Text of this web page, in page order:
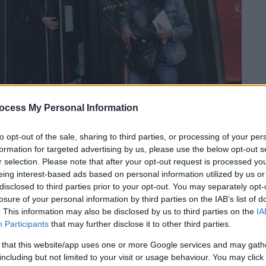
My Personal Information
opt-out of the sale, sharing to third parties, or processing of your
for targeted advertising by us, please use the below opt-out
selection. Please note that after your opt-out request is processed
interest-based ads based on personal information utilized by us
to third parties prior to your opt-out. You may separately
of your personal information by third parties on the IAB’s list of
This information may also be disclosed by us to third parties on the
Participants that may further disclose it to other third parties.
that this website/app uses one or more Google services and may
but not limited to your visit or usage behaviour. You may
το ΕΘΝΟΣ στη Google
για τοπολυκατάστημαNotosστο
Σταδίου και Αιόλου στην Αθήνα, καθώς
περίπου300 εργαζόμενουςνα
η εξέλιξη αυτή προκύπτει μετά
να μην ανανεώσουν τη μισθωτική
και η εταιρεία πρέπει να συμμορφωθεί